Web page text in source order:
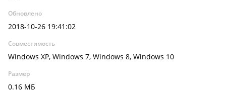
Обновлено
2018-10-26 19:41:02
Совместимость
Windows XP, Windows 7, Windows 8, Windows 10
Размер
0.16 МБ